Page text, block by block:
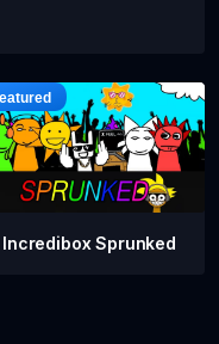
Incredibox Sprunked